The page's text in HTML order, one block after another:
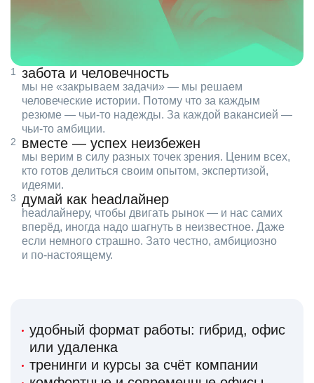
забота и человечность
мы не «закрываем задачи» — мы решаем
человеческие истории. Потому что за каждым
резюме — чьи‑то надежды. За каждой вакансией —
чьи‑то амбиции.
вместе — успех неизбежен
мы верим в силу разных точек зрения. Ценим всех,
кто готов делиться своим опытом, экспертизой,
идеями.
думай как headлайнер
headлайнеру, чтобы двигать рынок — и нас самих
вперёд, иногда надо шагнуть в неизвестное. Даже
если немного страшно. Зато честно, амбициозно
и по‑настоящему.
удобный формат работы: гибрид, офис
или удаленка
тренинги и курсы за счёт компании